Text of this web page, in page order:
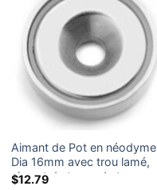
Aimant de Pot en néodyme
Dia 16mm avec trou lamé,
aimant de tasse de terres
$12.79